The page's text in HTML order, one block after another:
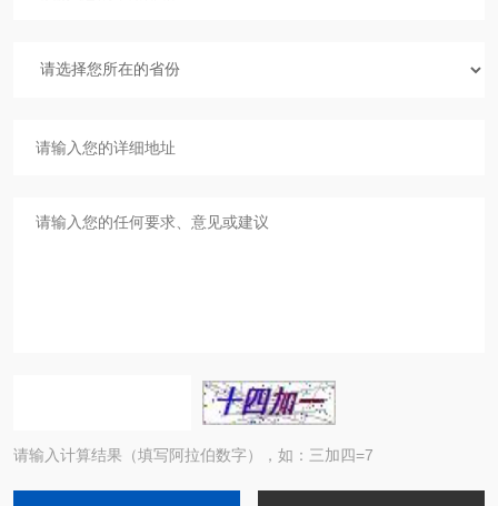
请输入计算结果（填写阿拉伯数字），如：三加四=7